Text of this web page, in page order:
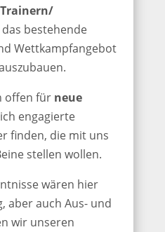
Trainern/
bestehende
Wettkampfangebot
offen für neue
engagierte
finden, die mit uns
stellen wollen.
wären hier
aber auch Aus- und
wir unseren